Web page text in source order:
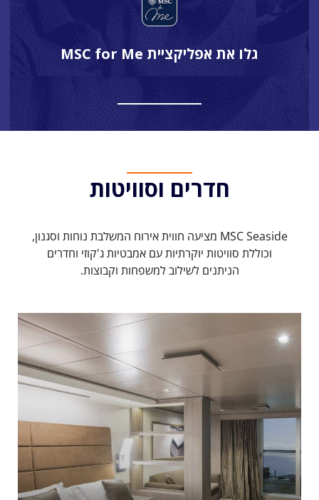
גלו את אפליקציית MSC for Me
חדרים וסוויטות
MSC Seaside מציעה חווית אירוח המשלבת נוחות וסגנון,
וכוללת סוויטות יוקרתיות עם אמבטיות ג'קוזי וחדרים
הניתנים לשילוב למשפחות וקבוצות.